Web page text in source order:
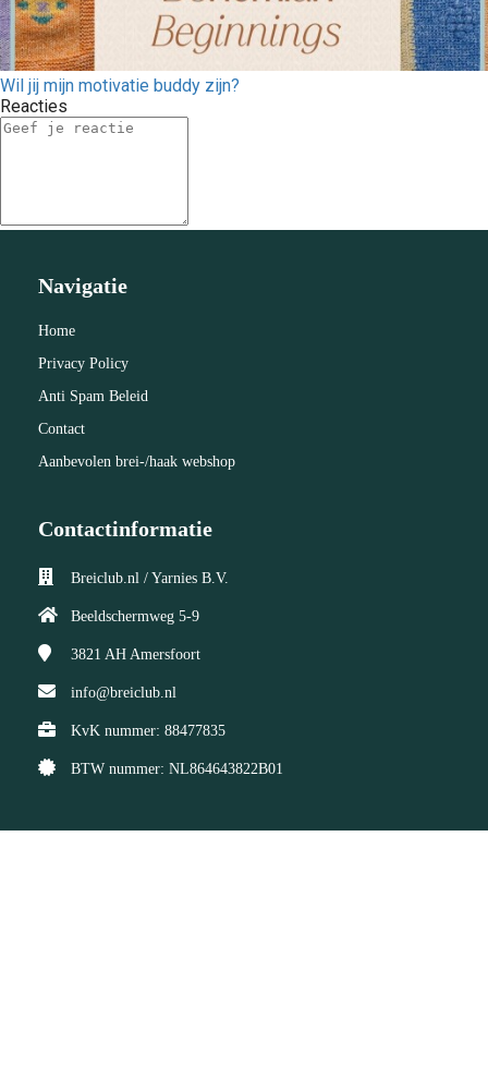
Wil jij mijn motivatie buddy zijn?
Reacties
Navigatie
Home
Privacy Policy
Anti Spam Beleid
Contact
Aanbevolen brei-/haak webshop
Contactinformatie
Breiclub.nl / Yarnies B.V.
Beeldschermweg 5-9
3821 AH Amersfoort
info@breiclub.nl
KvK nummer: 88477835
BTW nummer: NL864643822B01